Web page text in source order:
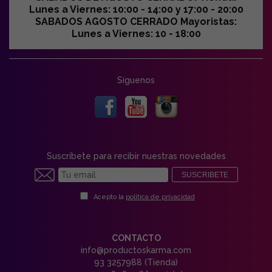
Lunes a Viernes: 10:00 - 14:00 y 17:00 - 20:00
SABADOS AGOSTO CERRADO Mayoristas:
Lunes a Viernes: 10 - 18:00
Síguenos
Suscríbete para recibir nuestras novedades
SUSCRIBETE
Acepto la política de privacidad
CONTACTO
info@productoskarma.com
93 3257988 (Tienda)